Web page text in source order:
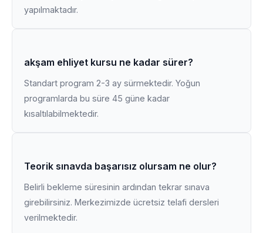
yapılmaktadır.
akşam ehliyet kursu ne kadar sürer?
Standart program 2-3 ay sürmektedir. Yoğun
programlarda bu süre 45 güne kadar
kısaltılabilmektedir.
Teorik sınavda başarısız olursam ne olur?
Belirli bekleme süresinin ardından tekrar sınava
girebilirsiniz. Merkezimizde ücretsiz telafi dersleri
verilmektedir.